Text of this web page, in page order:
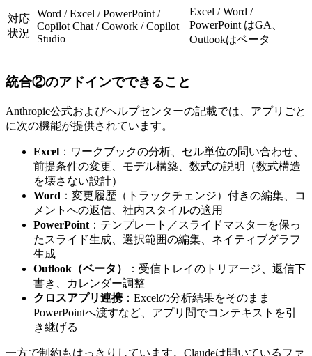
対応
状況
Word / Excel / PowerPoint /
Copilot Chat / Cowork / Copilot
Studio
Excel / Word /
PowerPoint はGA、
Outlookはベータ
統合②のアドインでできること
Anthropic公式およびヘルプセンターの記載では、アプリごと
に次の機能が提供されています。
Excel ：ワークブックの分析、セル単位の問い合わせ、
前提条件の変更、モデル構築、数式の説明（数式構造
を壊さない設計）
Word ：変更履歴（トラックチェンジ）付きの編集、コ
メントへの返信、社内スタイルの適用
PowerPoint ：テンプレート／スライドマスターを保っ
たスライド生成、選択範囲の編集、ネイティブグラフ
生成
Outlook（ベータ）
：受信トレイのトリアージ、返信下
書き、カレンダー調整
クロスアプリ連携：Excelの分析結果をそのまま
PowerPointへ渡すなど、アプリ間でコンテキストを引
き継げる
一方で制約もはっきりしています。Claudeは開いているファ